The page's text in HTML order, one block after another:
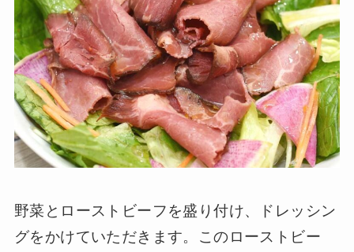
野菜とローストビーフを盛り付け、ドレッシン
グをかけていただきます。このローストビー